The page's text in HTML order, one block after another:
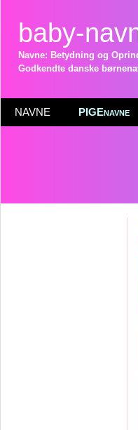
baby-
Navne: Betydning og
Godkendte danske
NAVNE PIGEnavne